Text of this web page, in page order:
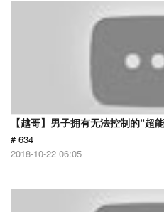
【越哥】男子拥有无法控制的“超
# 634
2018-10-22 06:05